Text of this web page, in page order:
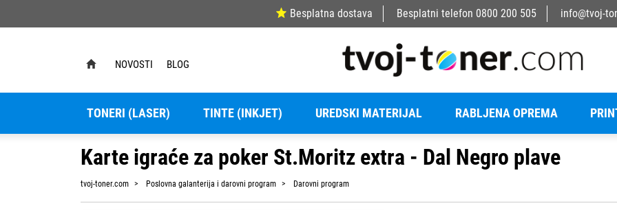
Besplatna dostava Besplatni telefon 0800 200 505 info@tvoj-
NOVOSTI BLOG
TONERI (LASER) TINTE (INKJET) UREDSKI MATERIJAL RABLJENA OPREMA
Karte igraće za poker St.Moritz extra - Dal Negro plave
tvoj-toner.com Poslovna galanterija i darovni program Darovni program